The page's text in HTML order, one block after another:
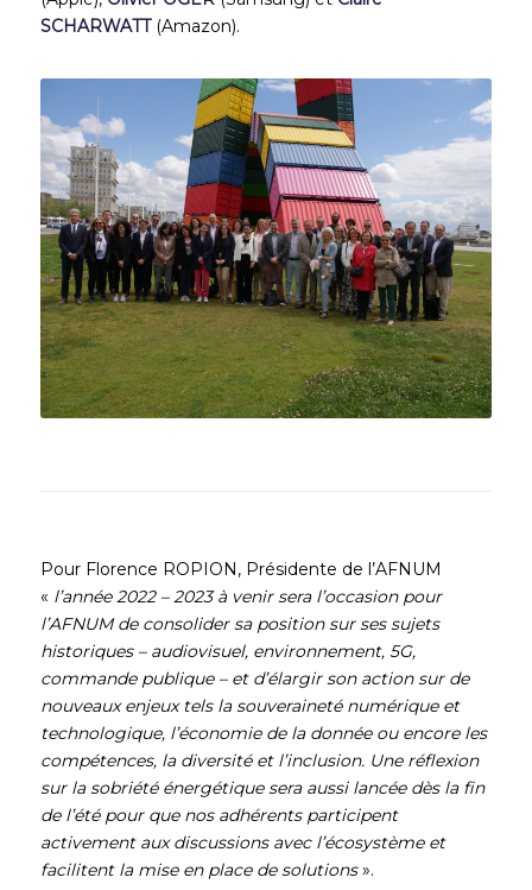
SCHARWATT(Amazon).
Les adhérents et permanents de
l’AFNUM réunis à l’entrée du port
du Havre, juste après la tenue de
l’Assemblée Générale à Port Center
(01.07.2022)
Pour Florence ROPION, Présidente de l’AFNUM
« l’année 2022 – 2023 à venir sera l’occasion pour
l’AFNUM de consolider sa position sur ses sujets
historiques – audiovisuel, environnement, 5G,
commande publique – et d’élargir son action sur de
nouveaux enjeux tels la souveraineté numérique et
technologique, l’économie de la donnée ou encore les
compétences, la diversité et l’inclusion. Une réflexion
sur la sobriété énergétique sera aussi lancée dès la fin
de l’été pour que nos adhérents participent
activement aux discussions avec l’écosystème et
facilitent la mise en place de solutions».